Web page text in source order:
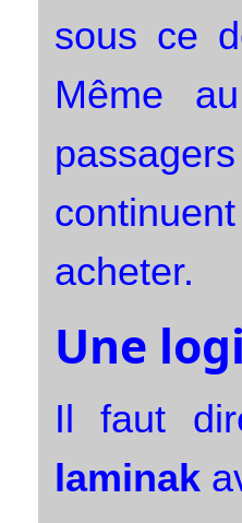
sous ce
Même
acheter.
Une
Il faut
laminak